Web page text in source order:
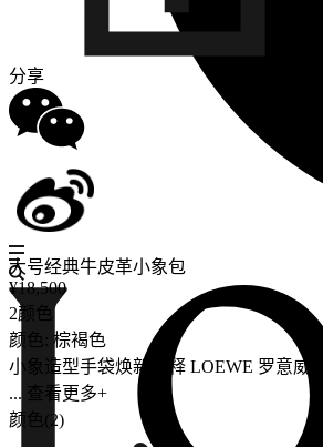
分享
大号经典牛皮革小象包
¥18,500
2颜色
颜色: 棕褐色
小象造型手袋焕新诠释 LOEWE 罗意威
... 查看更多+
颜色(2)